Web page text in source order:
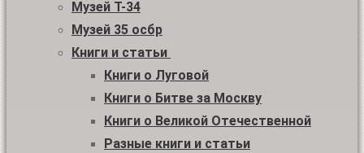
Музей Т-34
Музей 35 осбр
Книги и статьи
Книги о Луговой
Книги о Битве за Москву
Книги о Великой Отечественной
Разные книги и статьи